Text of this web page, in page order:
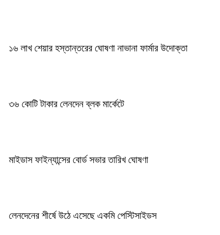
১৬ লাখ শেয়ার হস্তান্তরের ঘোষণা নাভানা ফার্মার উদোক্তা
৩৬ কোটি টাকার লেনদেন ব্লক মার্কেটে
মাইডাস ফাইন্যান্সের বোর্ড সভার তারিখ ঘোষণা
লেনদেনের শীর্ষে উঠে এসেছে একমি পেস্টিসাইডস